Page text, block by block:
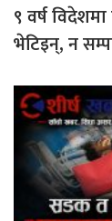
९ वर्ष
भेटिइन्, न